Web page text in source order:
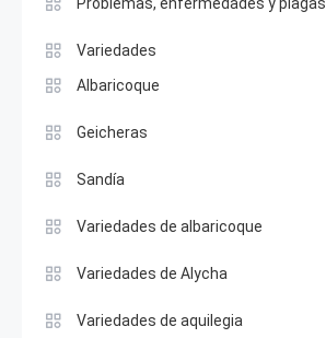
Variedades
Albaricoque
Geicheras
Sandía
Variedades de albaricoque
Variedades de Alycha
Variedades de aquilegia